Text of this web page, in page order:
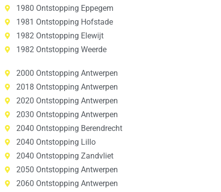
1980 Ontstopping Eppegem
1981 Ontstopping Hofstade
1982 Ontstopping Elewijt
1982 Ontstopping Weerde
2000 Ontstopping Antwerpen
2018 Ontstopping Antwerpen
2020 Ontstopping Antwerpen
2030 Ontstopping Antwerpen
2040 Ontstopping Berendrecht
2040 Ontstopping Lillo
2040 Ontstopping Zandvliet
2050 Ontstopping Antwerpen
2060 Ontstopping Antwerpen